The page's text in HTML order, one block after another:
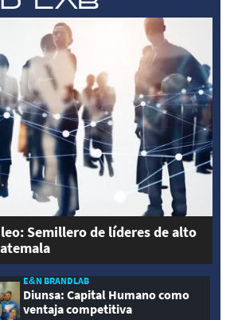
Semillero de líderes de alto
E&N BRANDLAB
Diunsa: Capital Humano como
ventaja competitiva